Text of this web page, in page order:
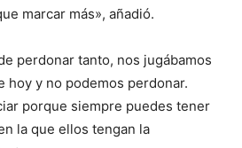
marcar más», añadió.
perdonar tanto, nos jugábamos
hoy y no podemos perdonar.
porque siempre puedes tener
la que ellos tengan la